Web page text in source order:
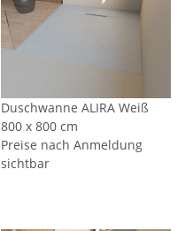
Duschwanne ALIRA Weiß
800 x 800 cm
Preise nach Anmeldung
sichtbar